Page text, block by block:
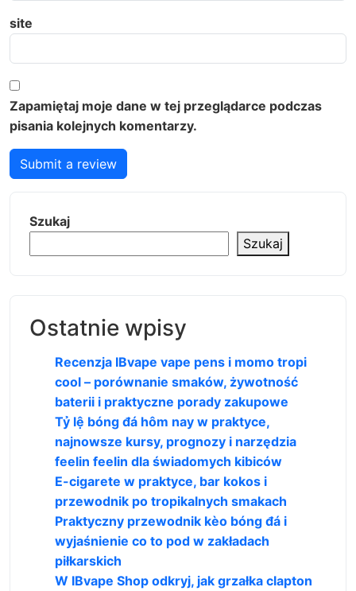
site
Zapamiętaj moje dane w tej przeglądarce podczas
pisania kolejnych komentarzy.
Submit a review
Szukaj
Szukaj
Ostatnie wpisy
Recenzja IBvape vape pens i momo tropi
cool – porównanie smaków, żywotność
baterii i praktyczne porady zakupowe
Tỷ lệ bóng đá hôm nay w praktyce,
najnowsze kursy, prognozy i narzędzia
feelin feelin dla świadomych kibiców
E-cigarete w praktyce, bar kokos i
przewodnik po tropikalnych smakach
Praktyczny przewodnik kèo bóng đá i
wyjaśnienie co to pod w zakładach
piłkarskich
W IBvape Shop odkryj, jak grzałka clapton